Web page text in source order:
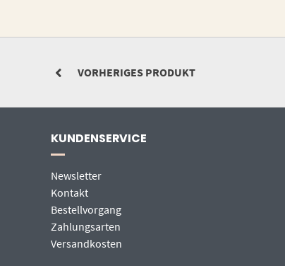
VORHERIGES PRODUKT
KUNDENSERVICE
Newsletter
Kontakt
Bestellvorgang
Zahlungsarten
Versandkosten